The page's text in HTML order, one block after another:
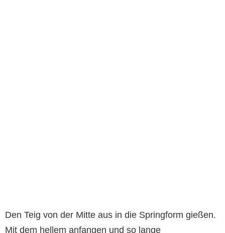
Den Teig von der Mitte aus in die Springform gießen.
Mit dem hellem anfangen und so lange